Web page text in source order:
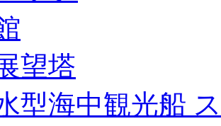
望塔
型海中観光船